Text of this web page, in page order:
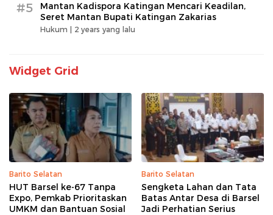
#5
Mantan Kadispora Katingan Mencari Keadilan,
Seret Mantan Bupati Katingan Zakarias
Hukum | 2 years yang lalu
Widget Grid
Barito Selatan
HUT Barsel ke-67 Tanpa
Expo, Pemkab Prioritaskan
UMKM dan Bantuan Sosial
Barito Selatan
Sengketa Lahan dan Tata
Batas Antar Desa di Barsel
Jadi Perhatian Serius